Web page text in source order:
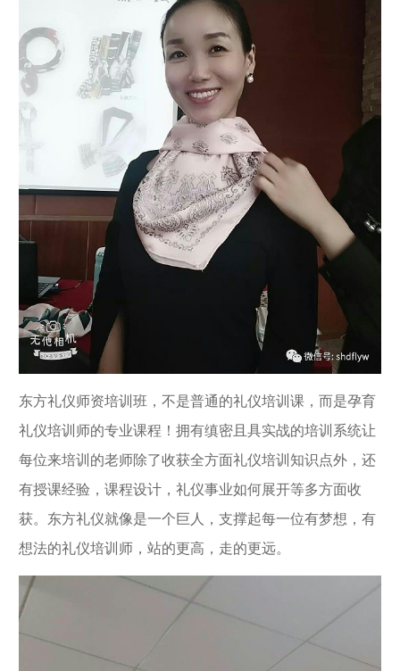
东方礼仪师资培训班，不是普通的礼仪培训课，而是孕育
礼仪培训师的专业课程！拥有缜密且具实战的培训系统让
每位来培训的老师除了收获全方面礼仪培训知识点外，还
有授课经验，课程设计，礼仪事业如何展开等多方面收
获。东方礼仪就像是一个巨人，支撑起每一位有梦想，有
想法的礼仪培训师，站的更高，走的更远。